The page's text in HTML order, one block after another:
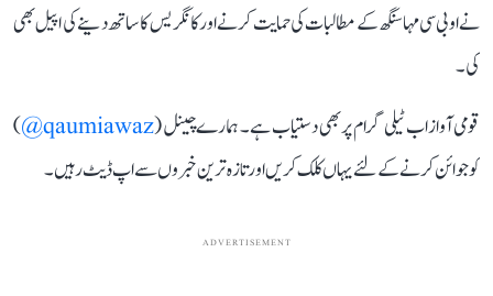
نے او بی سی مہاسنگھ کے مطالبات کی حمایت کرنے اور کانگریس کا ساتھ دینے کی اپیل بھی
کی۔
قومی آواز اب ٹیلی گرام پر بھی دستیاب ہے۔ ہمارے چینل (qaumiawaz@
)
کو جوائن کرنے کے لئے یہاں کلک کریں اور تازہ ترین خبروں سے اپ ڈیٹ رہیں۔
ADVERTISEMENT